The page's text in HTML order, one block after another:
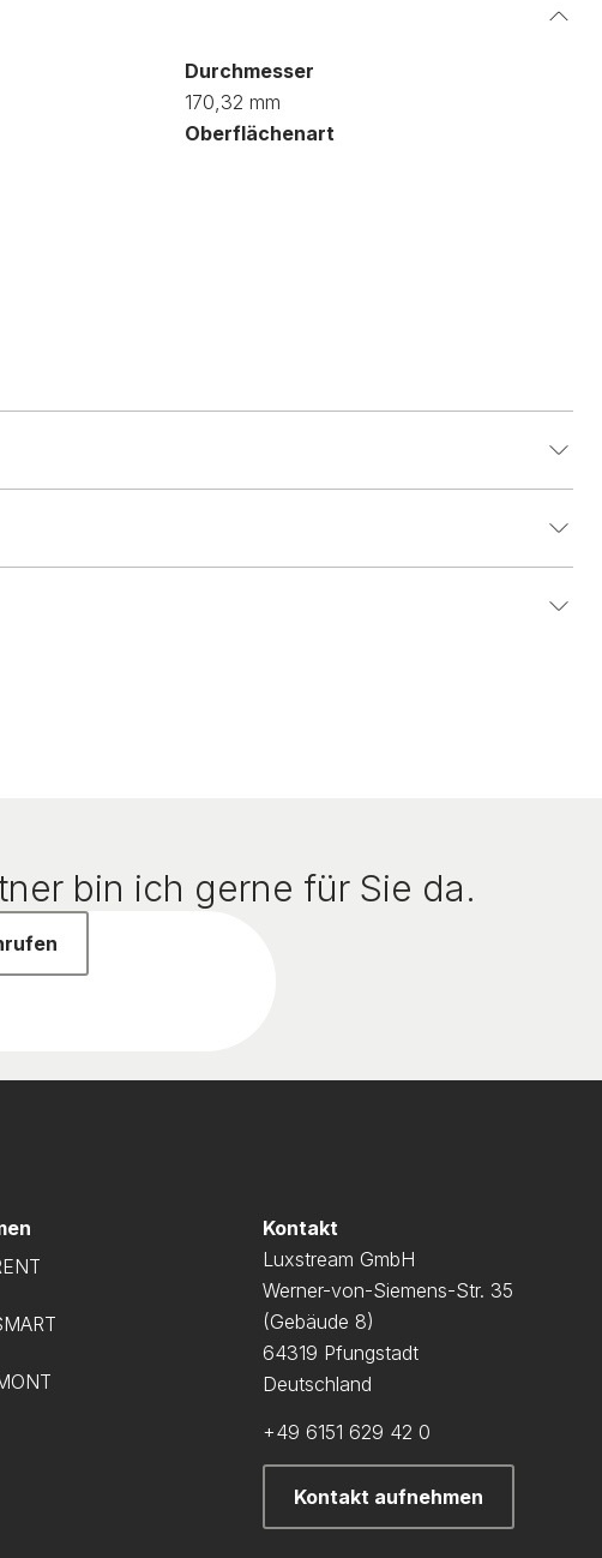
Durchmesser
170,32 mm
Oberflächenart
bin ich gerne für Sie da.
Kontakt
Luxstream GmbH
Werner-von-Siemens-Str. 35
(Gebäude 8)
64319 Pfungstadt
Deutschland
+49 6151 629 42 0
Kontakt aufnehmen